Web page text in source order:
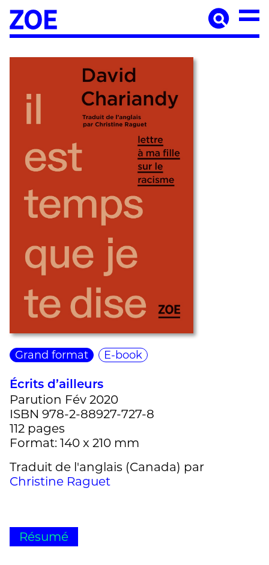
Accueil
À paraître
Catalogue
Auteur·ices
Agenda
Les éditions Zoé
Diffusion
Manuscrits
Foreign rights
Mentions légales
Newsletter
Grand format E-book
Écrits d’ailleurs
Parution Fév 2020
ISBN 978-2-88927-727-8
112 pages
Format: 140 x 210 mm
Traduit de l'anglais (Canada) par
Christine Raguet
Résumé